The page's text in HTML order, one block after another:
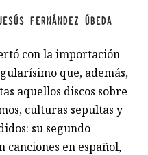
FERNÁNDEZ ÚBEDA
con la importación
que, además,
aquellos discos sobre
culturas sepultas y
su segundo
canciones en español,